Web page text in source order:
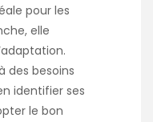
pour les
elle
des besoins
identifier ses
le bon